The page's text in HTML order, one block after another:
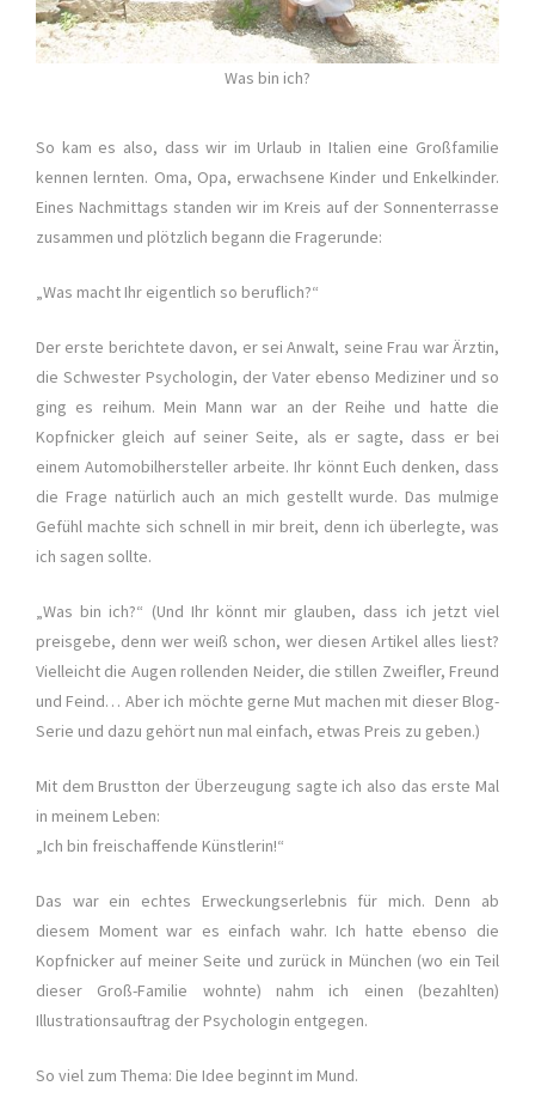
Was bin ich?
So kam es also, dass wir im Urlaub in Italien eine Großfamilie
kennen lernten. Oma, Opa, erwachsene Kinder und Enkelkinder.
Eines Nachmittags standen wir im Kreis auf der Sonnenterrasse
zusammen und plötzlich begann die Fragerunde:
„Was macht Ihr eigentlich so beruflich?“
Der erste berichtete davon, er sei Anwalt, seine Frau war Ärztin,
die Schwester Psychologin, der Vater ebenso Mediziner und so
ging es reihum. Mein Mann war an der Reihe und hatte die
Kopfnicker gleich auf seiner Seite, als er sagte, dass er bei
einem Automobilhersteller arbeite. Ihr könnt Euch denken, dass
die Frage natürlich auch an mich gestellt wurde. Das mulmige
Gefühl machte sich schnell in mir breit, denn ich überlegte, was
ich sagen sollte.
„Was bin ich?“ (Und Ihr könnt mir glauben, dass ich jetzt viel
preisgebe, denn wer weiß schon, wer diesen Artikel alles liest?
Vielleicht die Augen rollenden Neider, die stillen Zweifler, Freund
und Feind… Aber ich möchte gerne Mut machen mit dieser Blog-
Serie und dazu gehört nun mal einfach, etwas Preis zu geben.)
Mit dem Brustton der Überzeugung sagte ich also das erste Mal
in meinem Leben:
„Ich bin freischaffende Künstlerin!“
Das war ein echtes Erweckungserlebnis für mich. Denn ab
diesem Moment war es einfach wahr. Ich hatte ebenso die
Kopfnicker auf meiner Seite und zurück in München (wo ein Teil
dieser Groß-Familie wohnte) nahm ich einen (bezahlten)
Illustrationsauftrag der Psychologin entgegen.
So viel zum Thema: Die Idee beginnt im Mund.